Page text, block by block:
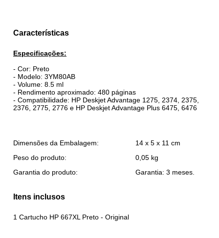
Características
Especificações:
- Cor: Preto
- Modelo: 3YM80AB
- Volume: 8.5 ml
- Rendimento aproximado: 480 páginas
- Compatibilidade: HP Deskjet Advantage 1275, 2374, 2375,
2376, 2775, 2776 e HP Deskjet Advantage Plus 6475, 6476
Dimensões da Embalagem:
14 x 5 x 11 cm
Peso do produto:
0,05 kg
Garantia do produto:
Garantia: 3 meses.
Itens inclusos
1 Cartucho HP 667XL Preto - Original